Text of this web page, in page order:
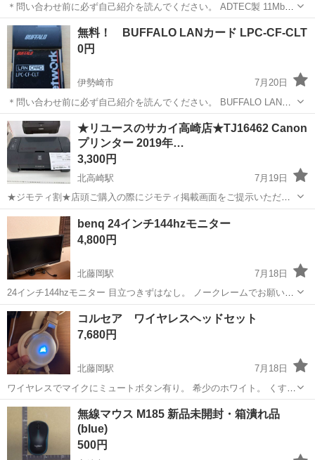
＊問い合わせ前に必ず自己紹介を読んでください。 ADTEC製 11Mbps
ワイヤレス LAN CF カード ADLINK345CFです。 本体のみ。動作未確
認。ジャンク扱い。 必要な方に差し上げます。
群馬 伊勢崎市
無料！ BUFFALO LANカード LPC-CF-CLT
0円
伊勢崎市
7月20日
＊問い合わせ前に必ず自己紹介を読んでください。 BUFFALO LANカ
ード LPC-CF-CLTです。 本体のみ。動作未確認。ジャンク扱い。 必要
な方に差し上げます。
群馬 伊勢崎市 カード
★リユースのサカイ高崎店★TJ16462 Canon
プリンター 2019年…
3,300円
北高崎駅
7月19日
★ジモティ割★店頭ご購入の際にジモティ掲載画面をご提示いただく
とジモティ限定価格（掲載価格の10%OFF）でご購入が可能です。 詳
しくはスタッフまでお声かけくださいませ。 ----------------------...
群馬 高崎市 北高崎駅
benq 24インチ144hzモニター
4,800円
北藤岡駅
7月18日
24インチ144hzモニター 目立つきずはなし。 ノークレームでお願い致
します モニターのみ。足なし。 アーム別途2000
群馬 高崎市 その他 モニター
コルセア ワイヤレスヘッドセット
7,680円
北藤岡駅
7月18日
ワイヤレスでマイクにミュートボタン有り。 希少のホワイト。 くすみ
汚れあり。 充電コードあり。
群馬 高崎市 北藤岡駅 その他
無線マウス M185 新品未開封・箱潰れ品
(blue)
500円